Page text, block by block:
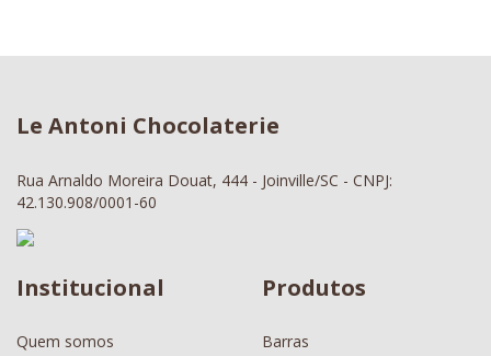
Le Antoni Chocolaterie
Rua Arnaldo Moreira Douat, 444 - Joinville/SC - CNPJ:
42.130.908/0001-60
Institucional
Quem somos
Produtos
Barras